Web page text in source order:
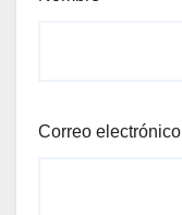
Correo electrónico